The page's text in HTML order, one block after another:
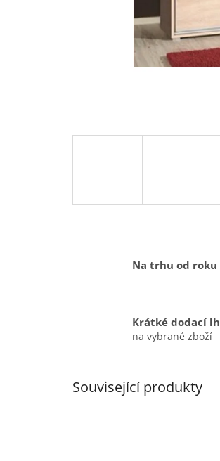
Na trhu od roku
Krátké dodací
na vybrané zboží
Související produkty